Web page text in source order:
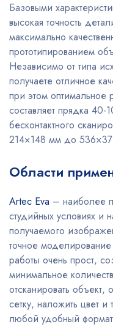
Базовыми
высокая точность
максимально
прототипированием
Независимо от типа
получаете отличное
при этом оптимальное
составляет прядка
бесконтактного
214×148 мм до
Области
Artec Eva – наиболее
студийных условиях и
получаемого
точное
работы очень прост,
минимальное
отсканировать объект,
сетку, наложить цвет и
любой удобный